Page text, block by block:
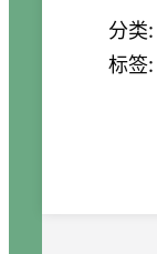
分类:
标签: